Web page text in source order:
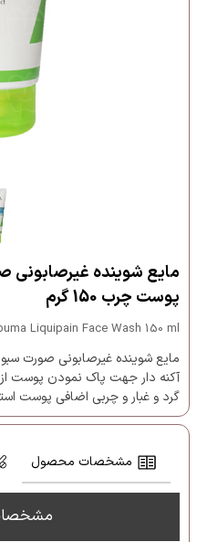
مایع شوینده غیرصابونی
پوست چرب 150 گرم
Liquipain Face Wash 150 ml
مایع شوینده غیرصابونی صورت
آکنه دار جهت پاک نمودن پوست
گرد و غبار و چربی اضافی پوست
مشخصات محصول